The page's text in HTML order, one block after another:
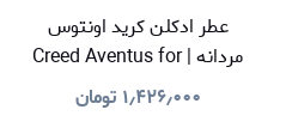
عطر ادکلن کرید اونتوس
مردانه | Creed Aventus for
Men
۱٫۴۲۶٫۰۰۰ تومان